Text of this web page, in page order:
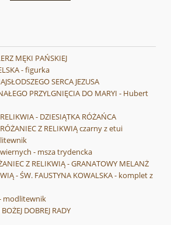
MĘKI PAŃSKIEJ
- figurka
SERCA JEZUSA
PRZYLGNIĘCIA DO MARYI - Hubert
- DZIESIĄTKA RÓŻAŃCA
Z RELIKWIĄ czarny z etui
wiernych - msza trydencka
Z RELIKWIĄ - GRANATOWY MELANŻ
- ŚW. FAUSTYNA KOWALSKA - komplet z
- modlitewnik
DOBREJ RADY